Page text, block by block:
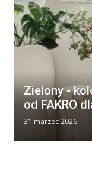
Zielony -
od FAKRO
31 marzec 2026